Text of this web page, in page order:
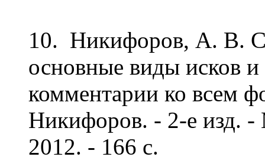
10. Никифоров, А. В.
основные виды исков
комментарии ко всем
Никифоров. - 2-е
2012. - 166 с.